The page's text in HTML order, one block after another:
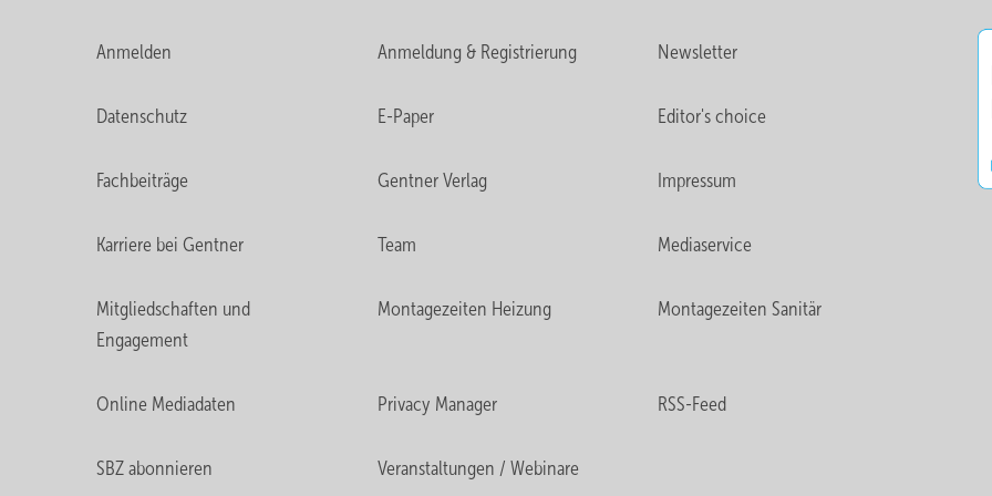
Anmelden Anmeldung & Registrierung Newsletter
Datenschutz E-Paper Editor's choice
Fachbeiträge Gentner Verlag Impressum
Karriere bei Gentner Team Mediaservice
Mitgliedschaften und
Engagement
Montagezeiten Heizung Montagezeiten Sanitär
Online Mediadaten Privacy Manager RSS-Feed
SBZ abonnieren Veranstaltungen / Webinare